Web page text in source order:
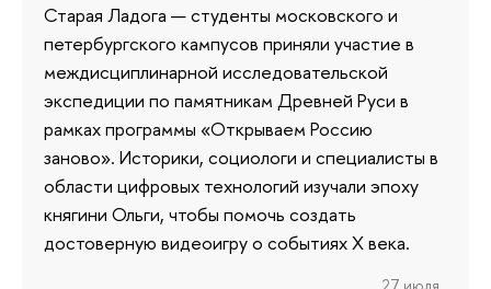
Старая Ладога — студенты московского и
петербургского кампусов приняли участие в
междисциплинарной исследовательской
экспедиции по памятникам Древней Руси в
рамках программы «Открываем Россию
заново». Историки, социологи и специалисты в
области цифровых технологий изучали эпоху
княгини Ольги, чтобы помочь создать
достоверную видеоигру о событиях X века.